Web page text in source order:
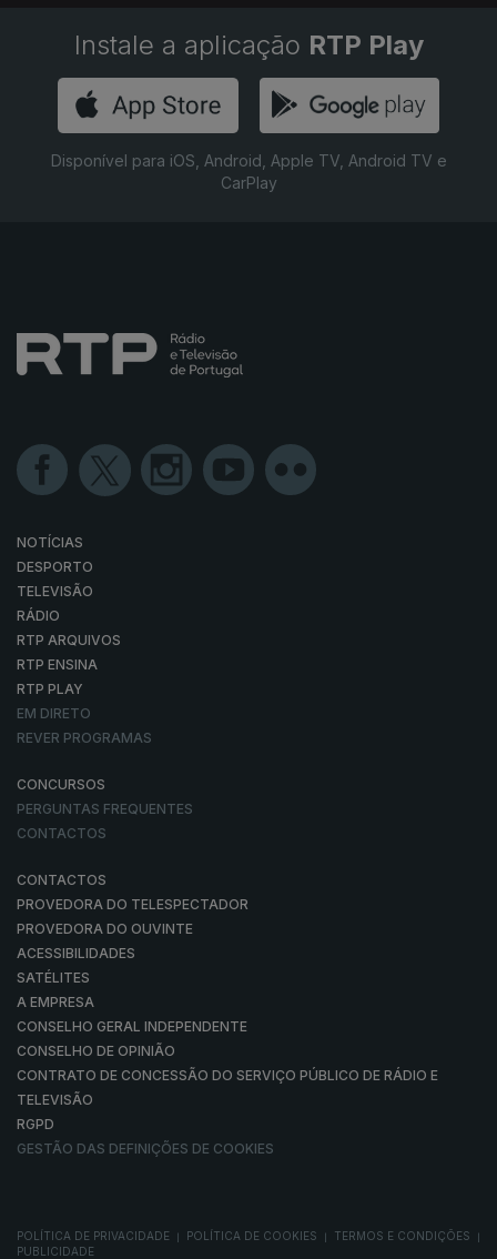
Instale a aplicação RTP Play
Disponível para iOS, Android, Apple TV, Android TV e
CarPlay
NOTÍCIAS
DESPORTO
TELEVISÃO
RÁDIO
RTP ARQUIVOS
RTP ENSINA
RTP PLAY
EM DIRETO
REVER PROGRAMAS
CONCURSOS
PERGUNTAS FREQUENTES
CONTACTOS
CONTACTOS
PROVEDORA DO TELESPECTADOR
PROVEDORA DO OUVINTE
ACESSIBILIDADES
SATÉLITES
A EMPRESA
CONSELHO GERAL INDEPENDENTE
CONSELHO DE OPINIÃO
CONTRATO DE CONCESSÃO DO SERVIÇO PÚBLICO DE RÁDIO E
TELEVISÃO
RGPD
GESTÃO DAS DEFINIÇÕES DE COOKIES
POLÍTICA DE PRIVACIDADE POLÍTICA DE COOKIES TERMOS E CONDIÇÕES
PUBLICIDADE